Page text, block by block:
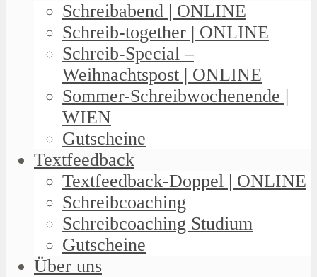
Schreibabend | ONLINE
Schreib-together | ONLINE
Schreib-Special –
Weihnachtspost | ONLINE
Sommer-Schreibwochenende |
WIEN
Gutscheine
Textfeedback
Textfeedback-Doppel | ONLINE
Schreibcoaching
Schreibcoaching Studium
Gutscheine
Über uns